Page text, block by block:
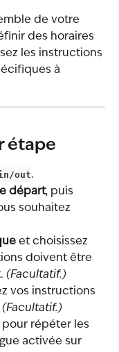
de votre
des horaires
les instructions
à
étape
in/out.
départ, puis
souhaitez
et choisissez
doivent être
(Facultatif.)
vos instructions
(Facultatif.)
répéter les
activée sur